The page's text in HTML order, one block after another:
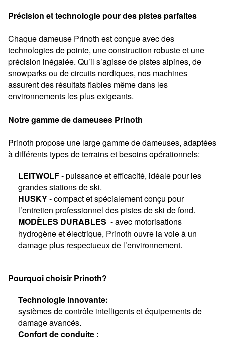
Précision et technologie pour des pistes parfaites
Chaque dameuse Prinoth est conçue avec des
technologies de pointe, une construction robuste et une
précision inégalée. Qu’il s’agisse de pistes alpines, de
snowparks ou de circuits nordiques, nos machines
assurent des résultats fiables même dans les
environnements les plus exigeants.
Notre gamme de dameuses Prinoth
Prinoth propose une large gamme de dameuses, adaptées
à différents types de terrains et besoins opérationnels:
LEITWOLF- puissance et efficacité, idéale pour les
grandes stations de ski.
HUSKY- compact et spécialement conçu pour
l’entretien professionnel des pistes de ski de fond.
MODÈLES DURABLES -avec motorisations
hydrogène et électrique, Prinoth ouvre la voie à un
damage plus respectueux de l’environnement.
Pourquoi choisir Prinoth?
Technologie innovante:
systèmes de contrôle intelligents et équipements de
damage avancés.
Confort de conduite :